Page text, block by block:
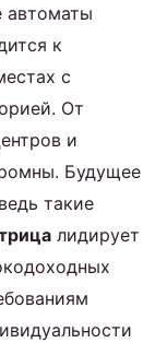
автоматы
к
с
От
и
Будущее
такие
лидирует